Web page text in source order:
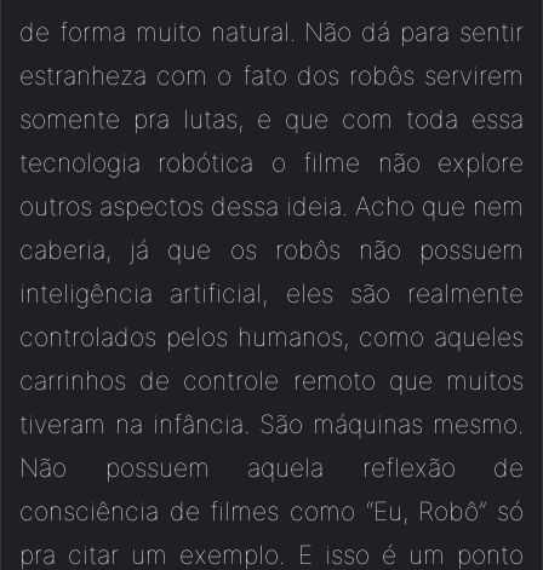
de forma muito natural. Não dá para sentir
estranheza com o fato dos robôs servirem
somente pra lutas, e que com toda essa
tecnologia robótica o filme não explore
outros aspectos dessa ideia. Acho que nem
caberia, já que os robôs não possuem
inteligência artificial, eles são realmente
controlados pelos humanos, como aqueles
carrinhos de controle remoto que muitos
tiveram na infância. São máquinas mesmo.
Não possuem aquela reflexão de
consciência de filmes como “Eu, Robô” só
pra citar um exemplo. E isso é um ponto